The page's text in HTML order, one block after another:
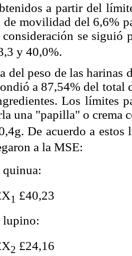
a partir del
de movilidad del 6,6%
se siguió
y 40,0%.
del peso de las
a 87,54% del total
Los límites
una "papilla" o crema
De acuerdo a estos
a la MSE:
quinua:
X1 £40,23
lupino:
X2 £24,16